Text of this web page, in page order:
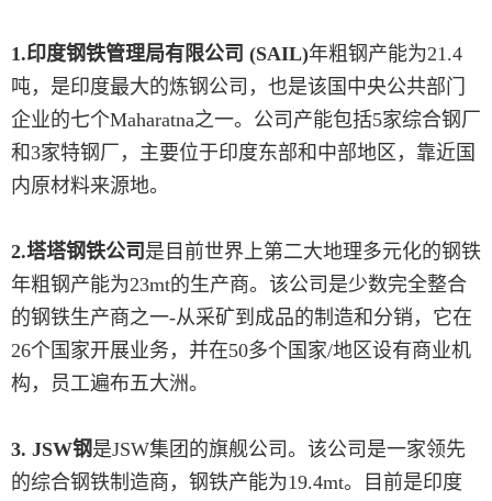
1.印度钢铁管理局有限公司 (SAIL)年粗钢产能为21.4
吨，是印度最大的炼钢公司，也是该国中央公共部门
企业的七个Maharatna之一。公司产能包括5家综合钢厂
和3家特钢厂，主要位于印度东部和中部地区，靠近国
内原材料来源地。
2.塔塔钢铁公司 是目前世界上第二大地理多元化的钢铁
年粗钢产能为23mt的生产商。该公司是少数完全整合
的钢铁生产商之一-从采矿到成品的制造和分销，它在
26个国家开展业务，并在50多个国家/地区设有商业机
构，员工遍布五大洲。
3. JSW钢是JSW集团的旗舰公司。该公司是一家领先
的综合钢铁制造商，钢铁产能为19.4mt。目前是印度